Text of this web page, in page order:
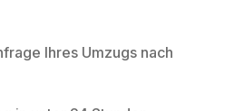
Ihres Umzugs nach